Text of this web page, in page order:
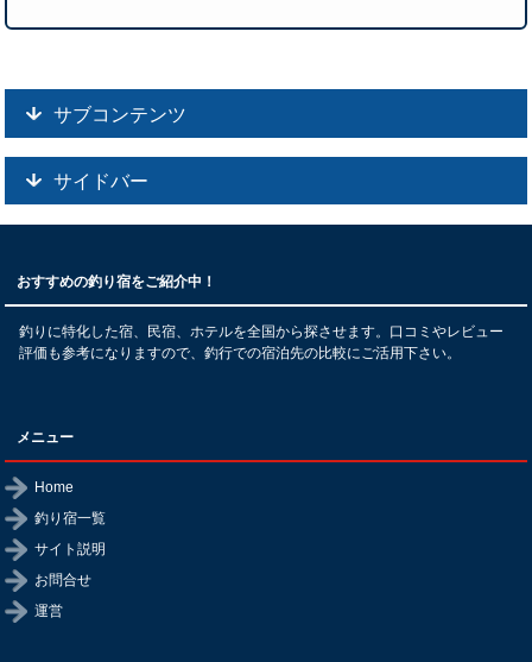
サブコンテンツ
サイドバー
おすすめの釣り宿をご紹介中！
釣りに特化した宿、民宿、ホテルを全国から探させます。口コミやレビュー
評価も参考になりますので、釣行での宿泊先の比較にご活用下さい。
メニュー
Home
釣り宿一覧
サイト説明
お問合せ
運営